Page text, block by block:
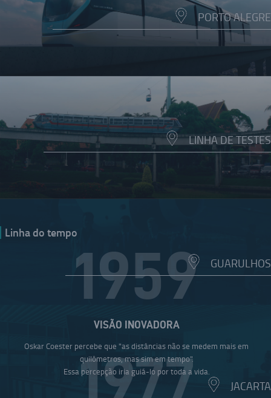
PORTO ALEGRE
LINHA DE TESTES
GUARULHOS
JACARTA
Linha do tempo
1959
VISÃO INOVADORA
Oskar Coester percebe que "as distâncias não se medem mais em
quilômetros, mas sim em tempo".
Essa percepção iria guiá-lo por toda a vida.
1977